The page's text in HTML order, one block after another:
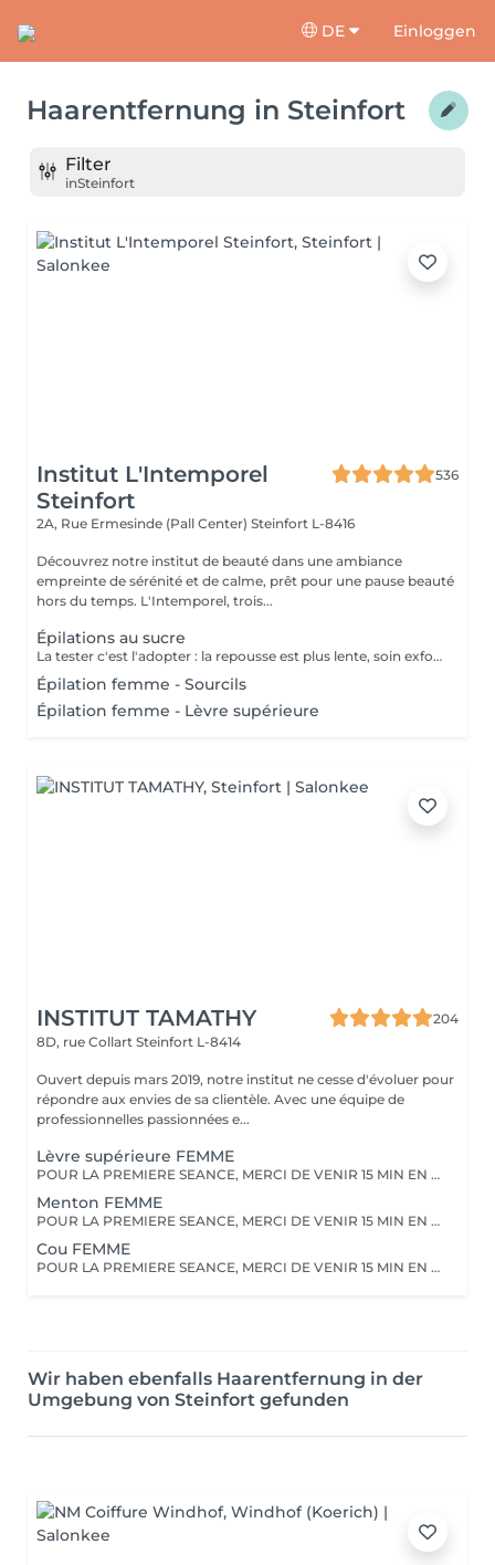
DE Einloggen
Haarentfernung in Steinfort
Filter
inSteinfort
Institut L'Intemporel
Steinfort
536
2A, Rue Ermesinde (Pall Center) Steinfort L-8416
Découvrez notre institut de beauté dans une ambiance
empreinte de sérénité et de calme, prêt pour une pause beauté
hors du temps. L'Intemporel, trois...
Épilations au sucre
La tester c'est l'adopter : la repousse est plus lente, soin exfoliant en même temps, plus efficace sur le long terme.
Épilation femme - Sourcils
Épilation femme - Lèvre supérieure
INSTITUT TAMATHY
204
8D, rue Collart Steinfort L-8414
Ouvert depuis mars 2019, notre institut ne cesse d'évoluer pour
répondre aux envies de sa clientèle. Avec une équipe de
professionnelles passionnées e...
Lèvre supérieure FEMME
POUR LA PREMIERE SEANCE, MERCI DE VENIR 15 MIN EN AVANCE. Vous devez raser la zone à traiter 48 heures avant le rendez-vous. Merci de ne pas appliquer de crème, et pas de déodorant sur la zone le jour même.
Menton FEMME
POUR LA PREMIERE SEANCE, MERCI DE VENIR 15 MIN EN AVANCE. Vous devez raser la zone à traiter 48 heures avant le rendez-vous. Merci de ne pas appliquer de crème, et pas de déodorant sur la zone le jour même.
Cou FEMME
POUR LA PREMIERE SEANCE, MERCI DE VENIR 15 MIN EN AVANCE. Vous devez raser la zone à traiter 48 heures avant le rendez-vous. Merci de ne pas appliquer de crème, et pas de déodorant sur la zone le jour même.
Wir haben ebenfalls Haarentfernung in der
Umgebung von Steinfort gefunden